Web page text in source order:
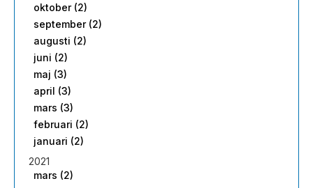
oktober (2)
september (2)
augusti (2)
juni (2)
maj (3)
april (3)
mars (3)
februari (2)
januari (2)
2021
mars (2)